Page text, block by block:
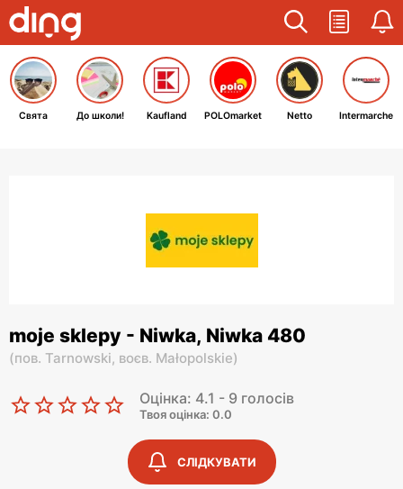
Свята До школи! Kaufland POLOmarket Netto Intermarche
moje sklepy - Niwka, Niwka 480
(пов. Tarnowski, воєв. Małopolskie)
Оцінка: 4.1 - 9 голосів
Твоя оцінка: 0.0
СЛІДКУВАТИ